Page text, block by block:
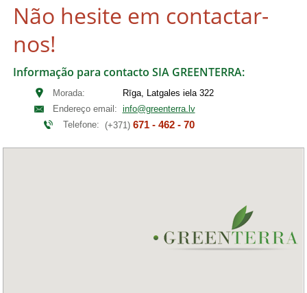
Não hesite em contactar-
nos!
Informação para contacto SIA GREENTERRA:
Morada:
Rīga, Latgales iela 322
Endereço email: info@greenterra.lv
Telefone: (+371) 671 - 462 - 70